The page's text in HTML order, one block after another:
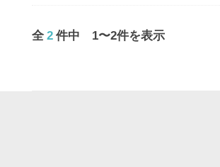
全 2 件中 1〜2件を表示